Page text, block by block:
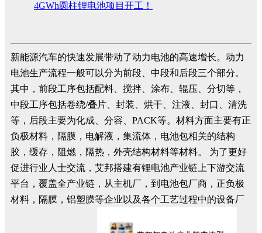
4GWh圆柱锂电池项目开工！
新能源汽车的快速发展带动了动力电池的高速增长。动力
电池生产流程一般可以分为前段、中段和后段三个部分。
其中，前段工序包括配料、搅拌、涂布、辊压、分切等，
中段工序包括卷绕/叠片、封装、烘干、注液、封口、清洗
等，后段主要为化成、分容、PACK等。材料方面主要有正
负极材料，隔膜，电解液，集流体，电池包相关的结构
胶，缓存，阻燃，隔热，外壳结构材料等材料。 为了更好
促进行业人士交流，艾邦搭建有锂电池产业链上下游交流
平台，覆盖全产业链，从主机厂，到电池包厂商，正负极
材料，隔膜，铝塑膜等企业以及各个工艺过程中的设备厂